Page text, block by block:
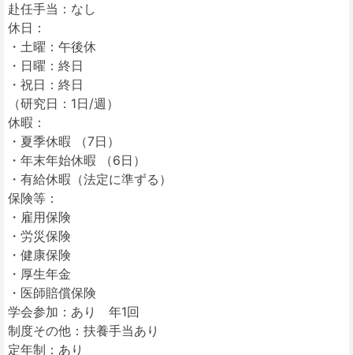
赴任手当：なし
休日：
・土曜：午後休
・日曜：終日
・祝日：終日
（研究日：1日/週）
休暇：
・夏季休暇 （7日）
・年末年始休暇 （6日）
・有給休暇（法定に準ずる）
保険等：
・雇用保険
・労災保険
・健康保険
・厚生年金
・医師賠償保険
学会参加：あり 年1回
制度その他：扶養手当あり
定年制：あり